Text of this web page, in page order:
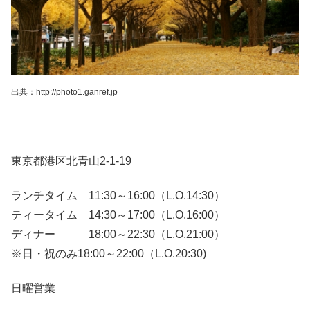
出典：http://photo1.ganref.jp
東京都港区北青山2-1-19
ランチタイム 11:30～16:00（L.O.14:30）
ティータイム 14:30～17:00（L.O.16:00）
ディナー 18:00～22:30（L.O.21:00）
※日・祝のみ18:00～22:00（L.O.20:30)
日曜営業